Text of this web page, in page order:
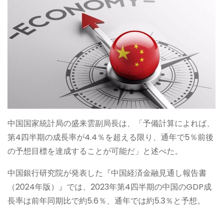
中国国家統計局の盛来雲副局長は、「予備計算によれば、
第4四半期の成長率が4.4％を超える限り、通年で5％前後
の予想目標を達成することが可能だ」と述べた。
中国銀行研究院が発表した『中国経済金融見通し報告書
（2024年版）』では、2023年第4四半期の中国のGDP成
長率は前年同期比で約5.6％、通年では約5.3％と予想。